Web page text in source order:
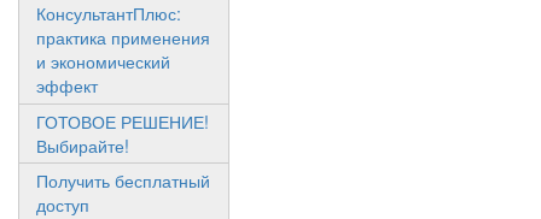
КонсультантПлюс:
практика применения
и экономический
эффект
ГОТОВОЕ РЕШЕНИЕ!
Выбирайте!
Получить бесплатный
доступ